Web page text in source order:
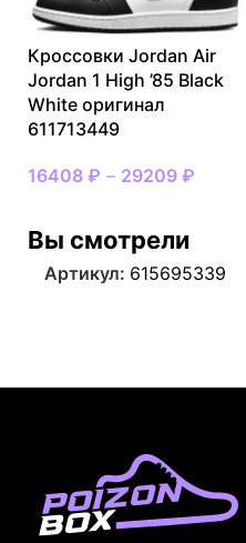
Кроссовки Jordan Air
Jordan 1 High ’85 Black
White оригинал
611713449
16408 ₽ – 29209 ₽
Вы смотрели
Артикул: 615695339